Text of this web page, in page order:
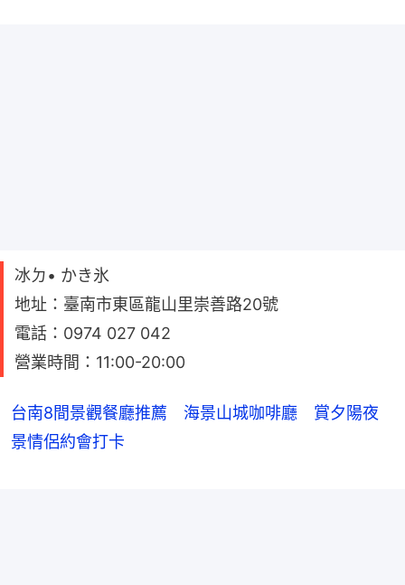
冰ㄉ• かき氷
地址：臺南市東區龍山里崇善路20號
電話：0974 027 042
營業時間：11:00-20:00
台南8間景觀餐廳推薦 海景山城咖啡廳 賞夕陽夜
景情侶約會打卡